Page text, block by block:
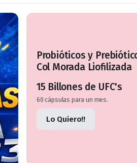
Probióticos y
Col Morada Liofilizada
15 Billones de UFC's
60 cápsulas para un mes.
Lo Quiero!!